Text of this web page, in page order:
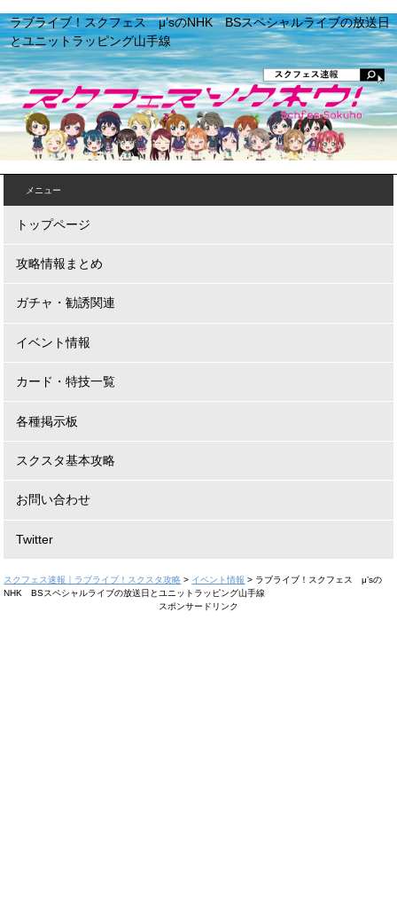
ラブライブ！スクフェス μ’sのNHK BSスペシャルライブの放送日
とユニットラッピング山手線
メニュー
トップページ
攻略情報まとめ
ガチャ・勧誘関連
イベント情報
カード・特技一覧
各種掲示板
スクスタ基本攻略
お問い合わせ
Twitter
スクフェス速報｜ラブライブ！スクスタ攻略 > イベント情報 > ラブライブ！スクフェス μ’sの
NHK BSスペシャルライブの放送日とユニットラッピング山手線
スポンサードリンク